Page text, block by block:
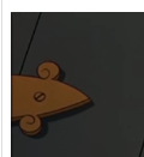
画
レ